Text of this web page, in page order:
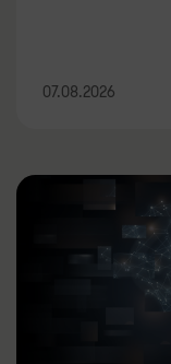
07.08.2026